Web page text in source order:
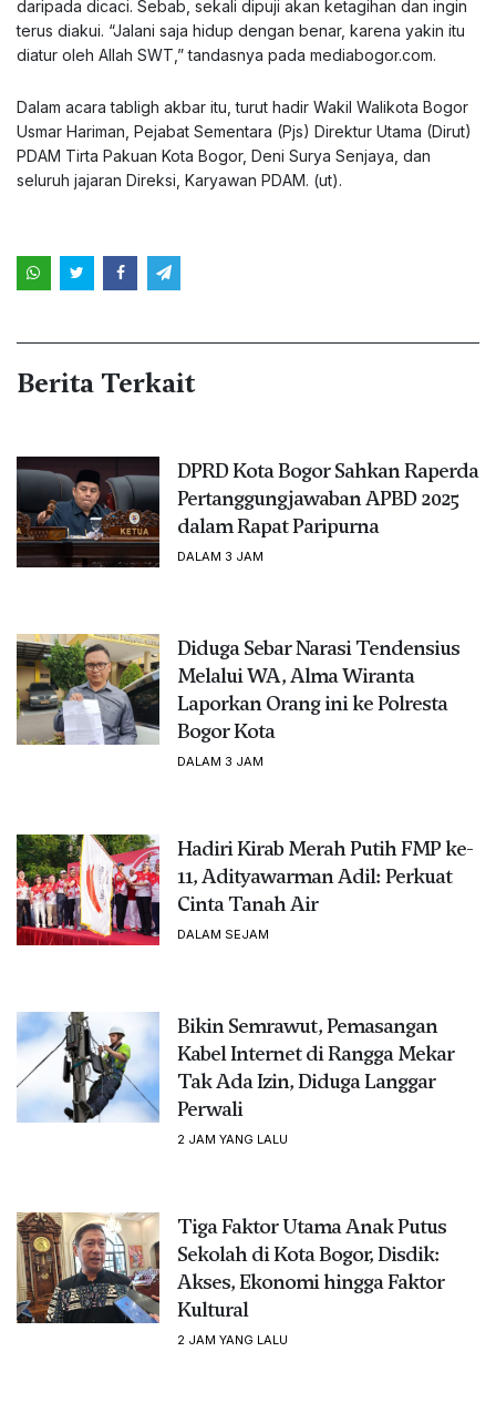
daripada dicaci. Sebab, sekali dipuji akan ketagihan dan ingin
terus diakui. “Jalani saja hidup dengan benar, karena yakin itu
diatur oleh Allah SWT,” tandasnya pada mediabogor.com.
Dalam acara tabligh akbar itu, turut hadir Wakil Walikota Bogor
Usmar Hariman, Pejabat Sementara (Pjs) Direktur Utama (Dirut)
PDAM Tirta Pakuan Kota Bogor, Deni Surya Senjaya, dan
seluruh jajaran Direksi, Karyawan PDAM. (ut).
Berita Terkait
DPRD Kota Bogor Sahkan Raperda
Pertanggungjawaban APBD 2025
dalam Rapat Paripurna
DALAM 3 JAM
Diduga Sebar Narasi Tendensius
Melalui WA, Alma Wiranta
Laporkan Orang ini ke Polresta
Bogor Kota
DALAM 3 JAM
Hadiri Kirab Merah Putih FMP ke-
11, Adityawarman Adil: Perkuat
Cinta Tanah Air
DALAM SEJAM
Bikin Semrawut, Pemasangan
Kabel Internet di Rangga Mekar
Tak Ada Izin, Diduga Langgar
Perwali
2 JAM YANG LALU
Tiga Faktor Utama Anak Putus
Sekolah di Kota Bogor, Disdik:
Akses, Ekonomi hingga Faktor
Kultural
2 JAM YANG LALU